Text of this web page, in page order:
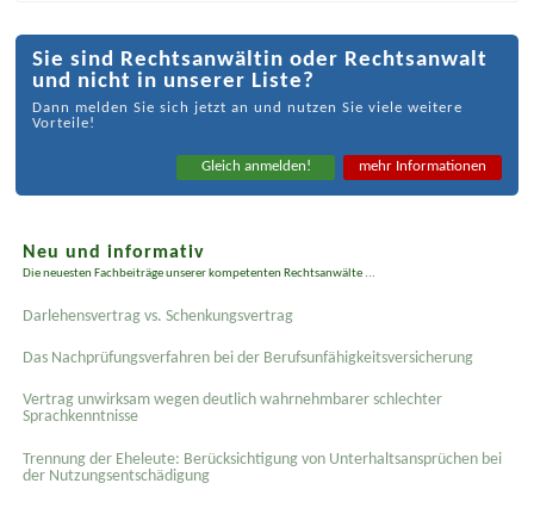
Sie sind Rechtsanwältin oder Rechtsanwalt
und nicht in unserer Liste?
Dann melden Sie sich jetzt an und nutzen Sie viele weitere
Vorteile!
Gleich anmelden! mehr Informationen
Neu und informativ
Die neuesten Fachbeiträge unserer kompetenten Rechtsanwälte ...
Darlehensvertrag vs. Schenkungsvertrag
Das Nachprüfungsverfahren bei der Berufsunfähigkeitsversicherung
Vertrag unwirksam wegen deutlich wahrnehmbarer schlechter
Sprachkenntnisse
Trennung der Eheleute: Berücksichtigung von Unterhaltsansprüchen bei
der Nutzungsentschädigung